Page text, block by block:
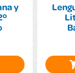
y